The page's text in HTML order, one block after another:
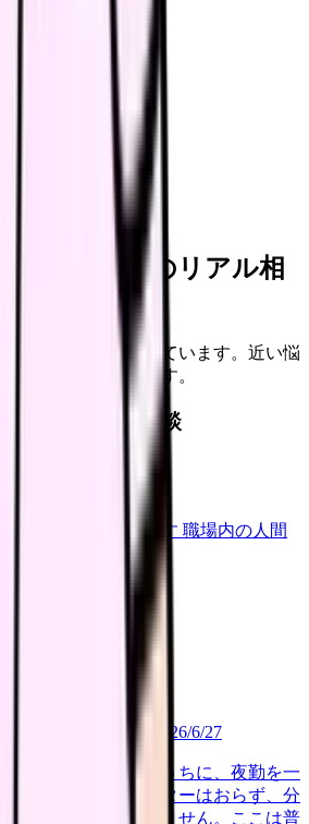
相談）
悩み診断）
看護師さんのリアル相
本音だけを表示しています。近い悩
状況を投稿できます。
ら共有された相談
ついて相談したいです 職場内の人間
しい
career-growth 2026/6/27
二ヶ月も経たないうちに、夜勤を一
います。プリセプターはおらず、分
手も日によっていません。ここは普